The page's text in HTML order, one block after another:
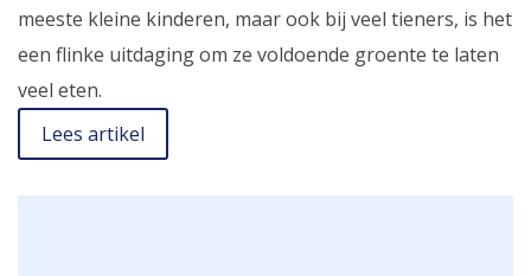
meeste kleine kinderen, maar ook bij veel tieners, is het
een flinke uitdaging om ze voldoende groente te laten
veel eten.
Lees artikel